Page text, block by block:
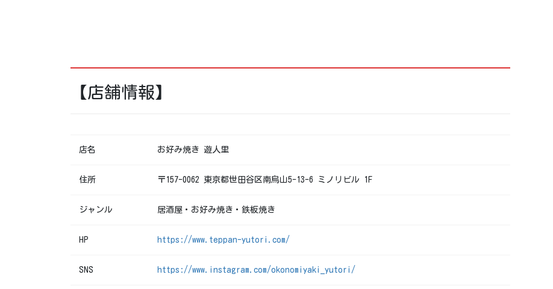
【店舗情報】
店名 お好み焼き 遊人里
住所 〒157-0062 東京都世田谷区南烏山5-13-6 ミノリビル 1F
ジャンル 居酒屋・お好み焼き・鉄板焼き
HP https://www.teppan-yutori.com/
SNS https://www.instagram.com/okonomiyaki_yutori/